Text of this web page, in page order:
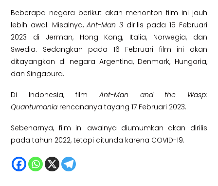
Beberapa negara berikut akan menonton film ini jauh
lebih awal. Misalnya,Ant-Man 3 dirilis pada 15 Februari
2023 di Jerman, Hong Kong, Italia, Norwegia, dan
Swedia. Sedangkan pada 16 Februari film ini akan
ditayangkan di negara Argentina, Denmark, Hungaria,
dan Singapura.
Di Indonesia, film Ant-Man and the Wasp:
Quantumania rencananya tayang 17 Februari 2023.
Sebenarnya, film ini awalnya diumumkan akan dirilis
pada tahun 2022, tetapi ditunda karena COVID-19.